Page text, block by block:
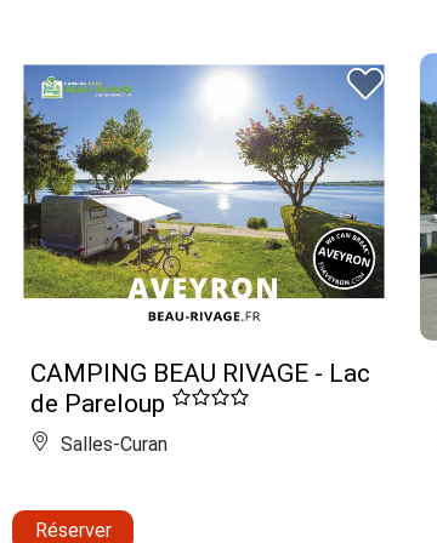
CAMPING BEAU RIVAGE - Lac
de Pareloup
Salles-Curan
Réserver